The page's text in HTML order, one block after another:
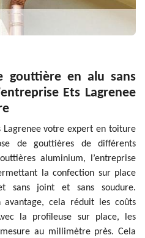
gouttière en alu sans
Ets Lagrenee
Lagrenee votre expert en toiture
de gouttières de différents
aluminium, l’entreprise
la confection sur place
sans joint et sans soudure.
avantage, cela réduit les coûts
la profileuse sur place, les
au millimètre près. Cela